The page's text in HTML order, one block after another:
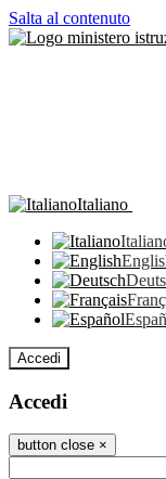
Salta al contenuto
Italiano
Accedi
Accedi
button close ×